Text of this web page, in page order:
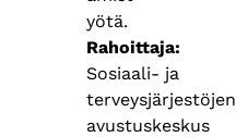
yötä.
Rahoittaja
Sosiaali- ja
terveysjärjestöjen
avustuskeskus